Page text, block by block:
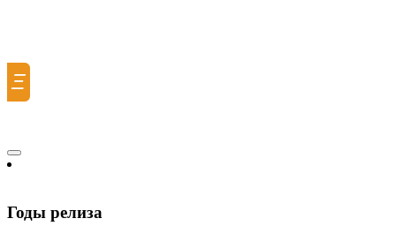
Ξ
Годы релиза